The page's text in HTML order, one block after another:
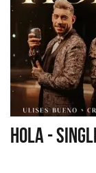
HOLA -